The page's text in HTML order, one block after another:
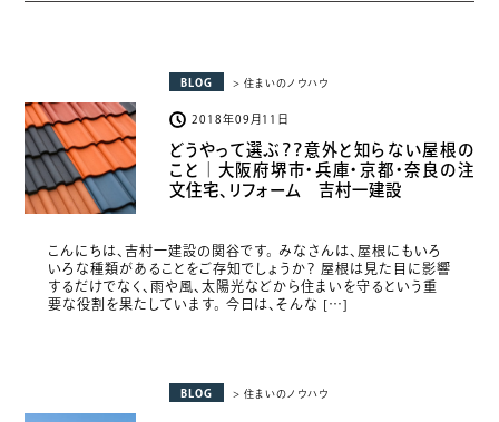
BLOG > 住まいのノウハウ
2018年09月11日
どうやって選ぶ？？意外と知らない屋根の
こと｜大阪府堺市・兵庫・京都・奈良の注
文住宅、リフォーム 吉村一建設
こんにちは、吉村一建設の関谷です。 みなさんは、屋根にもいろ
いろな種類があることをご存知でしょうか？ 屋根は見た目に影響
するだけでなく、雨や風、太陽光などから住まいを守るという重
要な役割を果たしています。 今日は、そんな […]
BLOG > 住まいのノウハウ